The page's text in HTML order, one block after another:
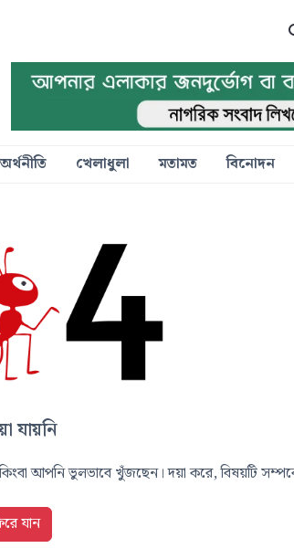
অর্থনীতি খেলাধুলা মতামত বিনোদন
যায়নি
আপনি ভুলভাবে খুঁজছেন। দয়া করে, বিষয়টি
যান